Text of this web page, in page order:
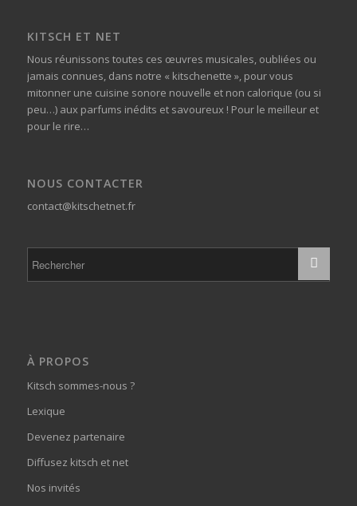
KITSCH ET NET
Nous réunissons toutes ces œuvres musicales, oubliées ou
jamais connues, dans notre « kitschenette », pour vous
mitonner une cuisine sonore nouvelle et non calorique (ou si
peu…) aux parfums inédits et savoureux ! Pour le meilleur et
pour le rire…
NOUS CONTACTER
contact@kitschetnet.fr
À PROPOS
Kitsch sommes-nous ?
Lexique
Devenez partenaire
Diffusez kitsch et net
Nos invités